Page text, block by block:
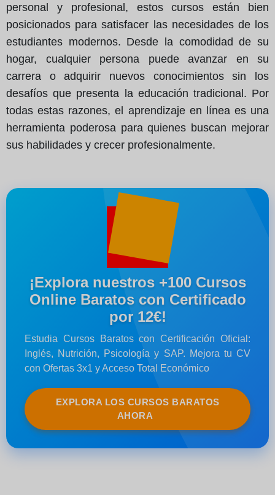
personal y profesional, estos cursos están bien
posicionados para satisfacer las necesidades de los
estudiantes modernos. Desde la comodidad de su
hogar, cualquier persona puede avanzar en su
carrera o adquirir nuevos conocimientos sin los
desafíos que presenta la educación tradicional. Por
todas estas razones, el aprendizaje en línea es una
herramienta poderosa para quienes buscan mejorar
sus habilidades y crecer profesionalmente.
¡Explora nuestros +100 Cursos
Online Baratos con Certificado
por 12€!
Estudia Cursos Baratos con Certificación Oficial:
Inglés, Nutrición, Psicología y SAP. Mejora tu CV
con Ofertas 3x1 y Acceso Total Económico
EXPLORA LOS CURSOS BARATOS
AHORA